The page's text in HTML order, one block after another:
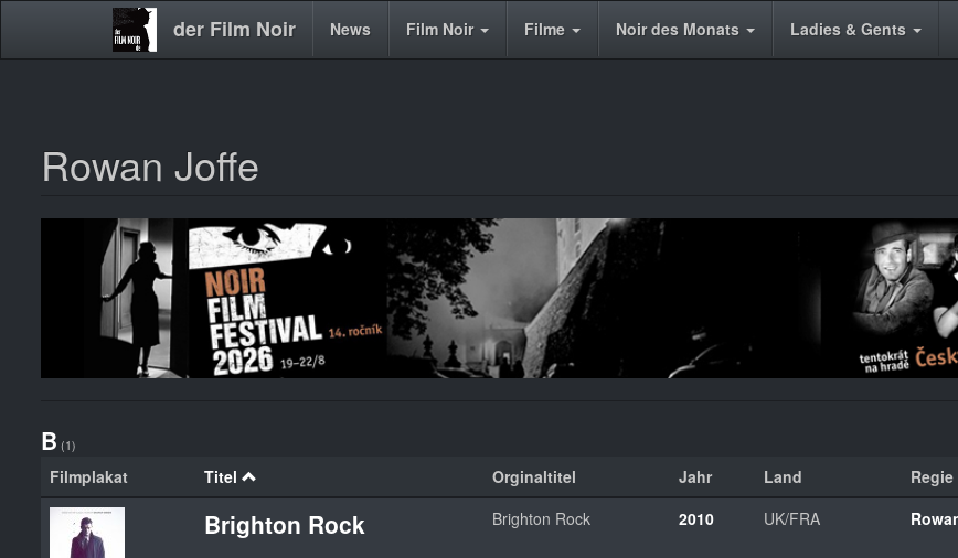
der Film Noir
Main News Film Noir Filme Noir des Monats Ladies & Gents
Rowan Joffe
B (1)
Filmplakat Titel Orginaltitel Jahr Land Regie
Brighton Rock Brighton Rock 2010 UK/FRA